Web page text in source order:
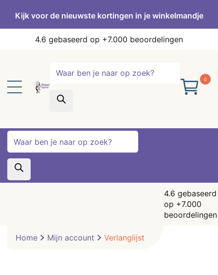
Kijk voor de nieuwste kortingen in je winkelmandje
4.6 gebaseerd op +7.000 beoordelingen
zoeken
0
zoeken
4.6 gebaseerd
op +7.000
beoordelingen
Home Mijn account Verlanglijst